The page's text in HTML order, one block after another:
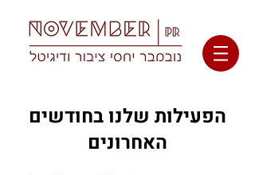
הפעילות שלנו בחודשים
האחרונים